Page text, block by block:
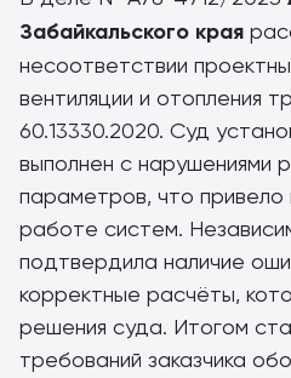
Забайкальского края
несоответствии
вентиляции и отопления
60.13330.2020. Суд
выполнен с нарушениями
параметров, что привело
работе систем.
подтвердила наличие
корректные расчёты,
решения суда. Итогом
требований заказчика